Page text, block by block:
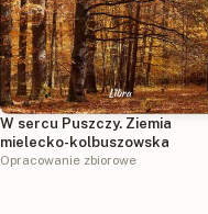
W sercu Puszczy. Ziemia
mielecko-kolbuszowska
Opracowanie zbiorowe